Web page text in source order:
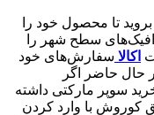
تا محصول خود را
سطح شهر را
اکالا سفارش‌های خود
حال حاضر اگر
سوپر مارکتی داشته
کوروش با وارد کردن